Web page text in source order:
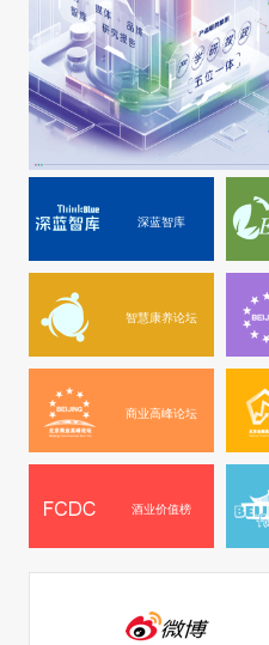
深蓝智库
智慧康养论坛
商业高峰论坛
酒业价值榜